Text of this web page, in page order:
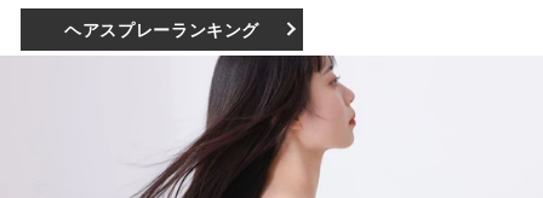
ヘアスプレーランキング